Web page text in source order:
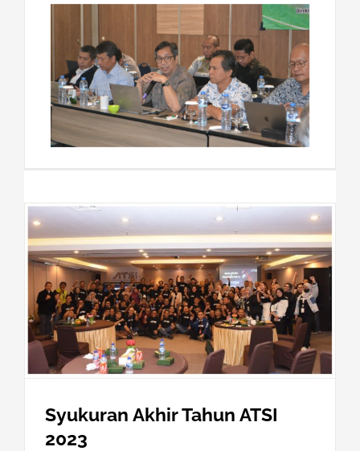
Syukuran Akhir Tahun ATSI
2023